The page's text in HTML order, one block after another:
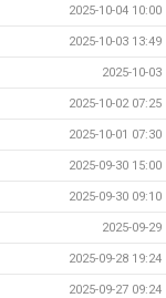
2025-10-04 10:00
2025-10-03 13:49
2025-10-03
2025-10-02 07:25
2025-10-01 07:30
2025-09-30 15:00
2025-09-30 09:10
2025-09-29
2025-09-28 19:24
2025-09-27 09:24